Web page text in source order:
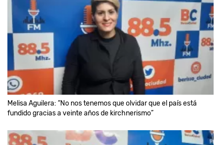
Melisa Aguilera: “No nos tenemos que olvidar que el país está
fundido gracias a veinte años de kirchnerismo”